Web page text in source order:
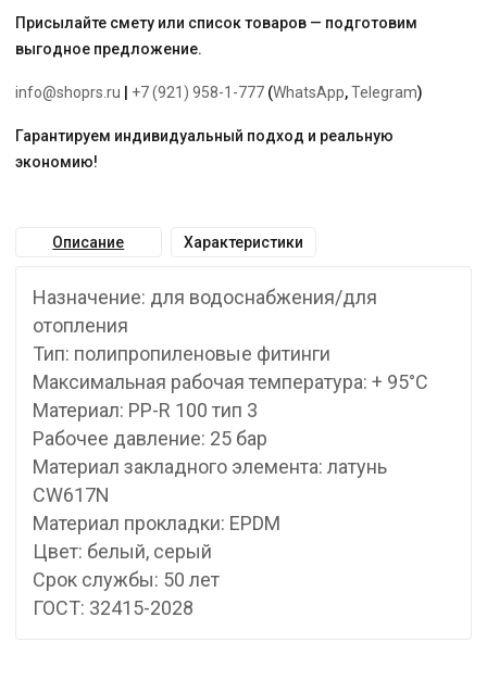
Присылайте смету или список товаров — подготовим
выгодное предложение.
info@shoprs.ru +7 (921) 958-1-777 (WhatsApp,Telegram)
Гарантируем индивидуальный подход и реальную
экономию!
Описание Характеристики
Назначение: для водоснабжения/для
отопления
Тип: полипропиленовые фитинги
Максимальная рабочая температура: + 95°С
Материал: PP-R 100 тип 3
Рабочее давление: 25 бар
Материал закладного элемента: латунь
CW617N
Материал прокладки: EPDM
Цвет: белый, серый
Срок службы: 50 лет
ГОСТ: 32415-2028